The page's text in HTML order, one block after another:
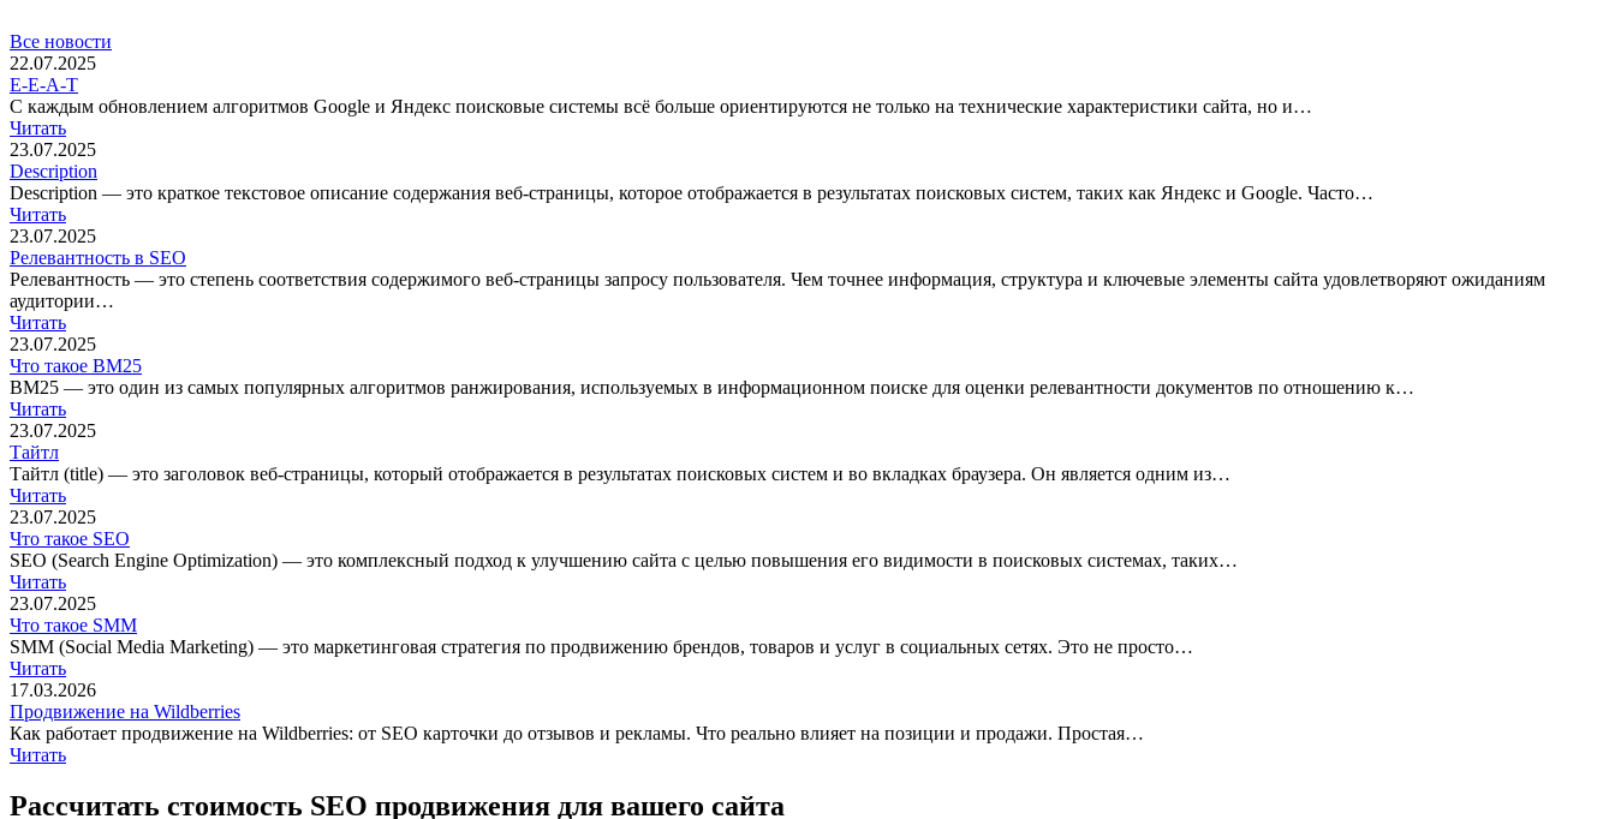
Все новости
22.07.2025
E-E-A-T
С каждым обновлением алгоритмов Google и Яндекс поисковые системы всё больше ориентируются не только на технические характеристики сайта, но и…
Читать
23.07.2025
Description
Description — это краткое текстовое описание содержания веб-страницы, которое отображается в результатах поисковых систем, таких как Яндекс и Google. Часто…
Читать
23.07.2025
Релевантность в SEO
Релевантность — это степень соответствия содержимого веб-страницы запросу пользователя. Чем точнее информация, структура и ключевые элементы сайта удовлетворяют ожиданиям
аудитории…
Читать
23.07.2025
Что такое BM25
BM25 — это один из самых популярных алгоритмов ранжирования, используемых в информационном поиске для оценки релевантности документов по отношению к…
Читать
23.07.2025
Тайтл
Тайтл (title) — это заголовок веб-страницы, который отображается в результатах поисковых систем и во вкладках браузера. Он является одним из…
Читать
23.07.2025
Что такое SEO
SEO (Search Engine Optimization) — это комплексный подход к улучшению сайта с целью повышения его видимости в поисковых системах, таких…
Читать
23.07.2025
Что такое SMM
SMM (Social Media Marketing) — это маркетинговая стратегия по продвижению брендов, товаров и услуг в социальных сетях. Это не просто…
Читать
17.03.2026
Продвижение на Wildberries
Как работает продвижение на Wildberries: от SEO карточки до отзывов и рекламы. Что реально влияет на позиции и продажи. Простая…
Читать
Рассчитать стоимость SEO продвижения для вашего сайта